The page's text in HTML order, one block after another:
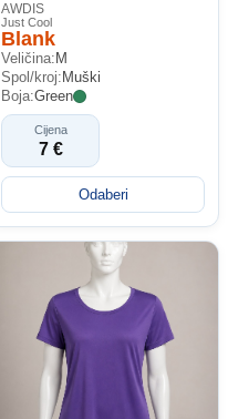
AWDIS
Just Cool
Blank
Veličina: M
Spol/kroj: Muški
Boja:Green
Cijena
7 €
Odaberi